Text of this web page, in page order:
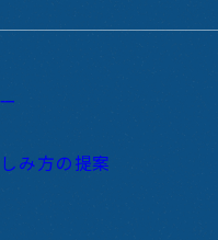
み方の提案